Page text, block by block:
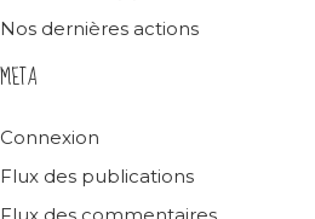
Nos dernières actions
META
Connexion
Flux des publications